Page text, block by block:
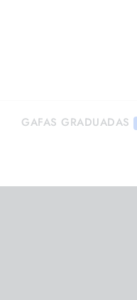
GAFAS GRADUADAS